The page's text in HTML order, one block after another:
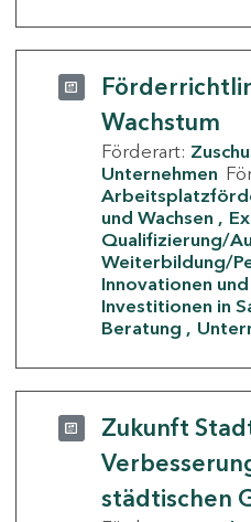
Wachstum
Förderart:
Unternehmen
und Wachsen
Qualifizierung/
Weiterbildung/
Innovationen
Investitionen in
Beratung
Zukunft
städtischen